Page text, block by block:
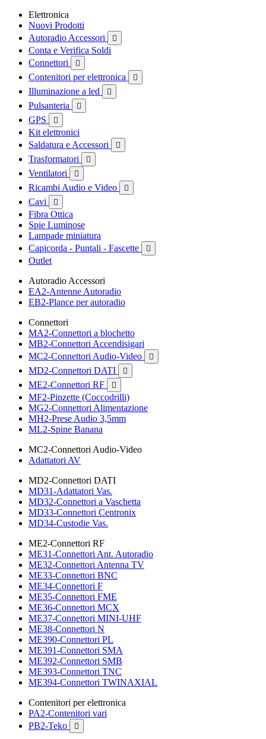
Elettronica
Nuovi Prodotti
Autoradio Accessori

Conta e Verifica Soldi
Connettori

Contenitori per elettronica 
Illuminazione a led 
Pulsanteria 
GPS 
Kit elettronici
Saldatura e Accessori

Trasformatori 
Ventilatori 
Ricambi Audio e Video 
Cavi 
Fibra Ottica
Spie Luminose
Lampade miniatura
Capicorda - Puntali - Fascette

Outlet
Autoradio Accessori
EA2-Antenne Autoradio
EB2-Plance per autoradio
Connettori
MA2-Connettori a blochetto
MB2-Connettori Accendisigari
MC2-Connettori Audio-Video

MD2-Connettori DATI 
ME2-Connettori RF 
MF2-Pinzette (Coccodrilli)
MG2-Connettori Alimentazione
MH2-Prese Audio 3,5mm
ML2-Spine Banana
MC2-Connettori Audio-Video
Adattatori AV
MD2-Connettori DATI
MD31-Adattatori Vas.
MD32-Connettori a Vaschetta
MD33-Connettori Centronix
MD34-Custodie Vas.
ME2-Connettori RF
ME31-Connettori Ant. Autoradio
ME32-Connettori Antenna TV
ME33-Connettori BNC
ME34-Connettori F
ME35-Connettori FME
ME36-Connettori MCX
ME37-Connettori MINI-UHF
ME38-Connettori N
ME390-Connettori PL
ME391-Connettori SMA
ME392-Connettori SMB
ME393-Connettori TNC
ME394-Connettori TWINAXIAL
Contenitori per elettronica
PA2-Contenitori vari
PB2-Teko
